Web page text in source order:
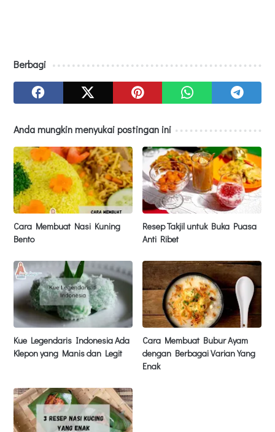
Berbagi
Anda mungkin menyukai postingan ini
Cara Membuat Nasi Kuning
Bento
Resep Takjil untuk Buka Puasa
Anti Ribet
Kue Legendaris Indonesia Ada
Klepon yang Manis dan Legit
Cara Membuat Bubur Ayam
dengan Berbagai Varian Yang
Enak